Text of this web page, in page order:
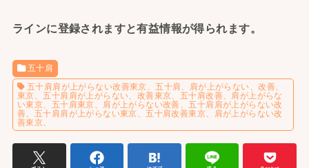
ラインに登録されますと有益情報が得られます。
五十肩
五十肩肩が上がらない改善東京、五十肩、肩が上がらない、改善、
東京、五十肩肩が上がらない、改善東京、五十肩改善、肩が上がらな
い東京、五十肩東京、肩が上がらない改善、五十肩肩が上がらない改
善、五十肩肩が上がらない東京、五十肩改善東京、肩が上がらない改
善東京、